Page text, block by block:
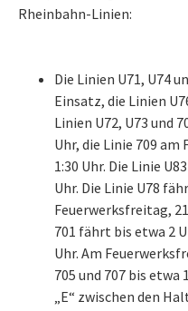
Rheinbahn-Linien:
Die Linien U71, U74
Einsatz, die Linien
Linien U72, U73 und
Uhr, die Linie 709
1:30 Uhr. Die Linie
Uhr. Die Linie U78
Feuerwerksfreitag,
701 fährt bis etwa 2
Uhr. Am
705 und 707 bis etwa
„E“ zwischen den